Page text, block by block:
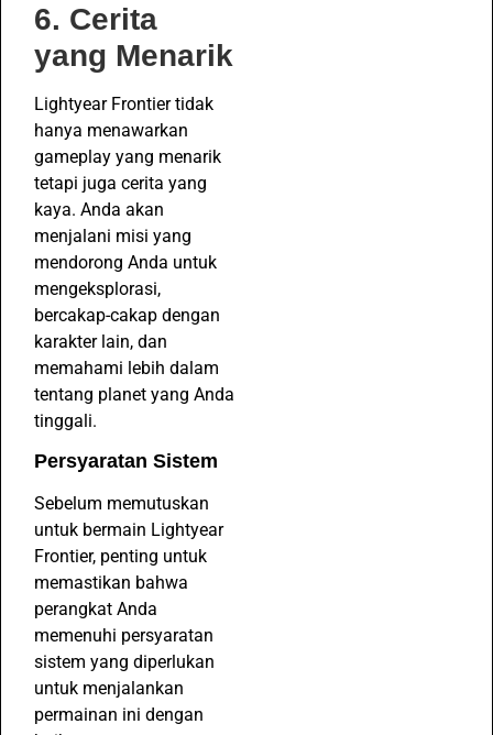
6. Cerita
yang Menarik
Lightyear Frontier tidak
hanya menawarkan
gameplay yang menarik
tetapi juga cerita yang
kaya. Anda akan
menjalani misi yang
mendorong Anda untuk
mengeksplorasi,
bercakap-cakap dengan
karakter lain, dan
memahami lebih dalam
tentang planet yang Anda
tinggali.
Persyaratan Sistem
Sebelum memutuskan
untuk bermain Lightyear
Frontier, penting untuk
memastikan bahwa
perangkat Anda
memenuhi persyaratan
sistem yang diperlukan
untuk menjalankan
permainan ini dengan